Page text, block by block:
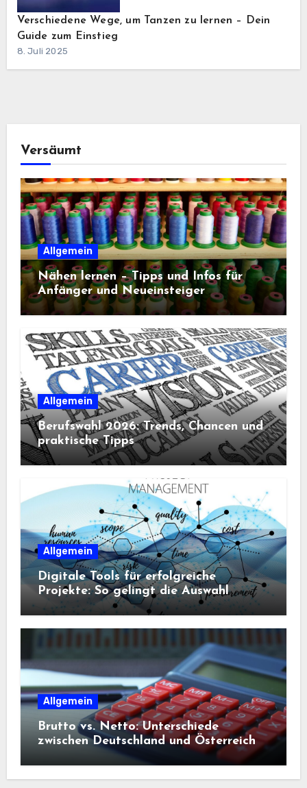
Verschiedene Wege, um Tanzen zu lernen – Dein
Guide zum Einstieg
8. Juli 2025
Versäumt
Allgemein
Nähen lernen – Tipps und Infos für
Anfänger und Neueinsteiger
Allgemein
Berufswahl 2026: Trends, Chancen und
praktische Tipps
Allgemein
Digitale Tools für erfolgreiche
Projekte: So gelingt die Auswahl
Allgemein
Brutto vs. Netto: Unterschiede
zwischen Deutschland und Österreich